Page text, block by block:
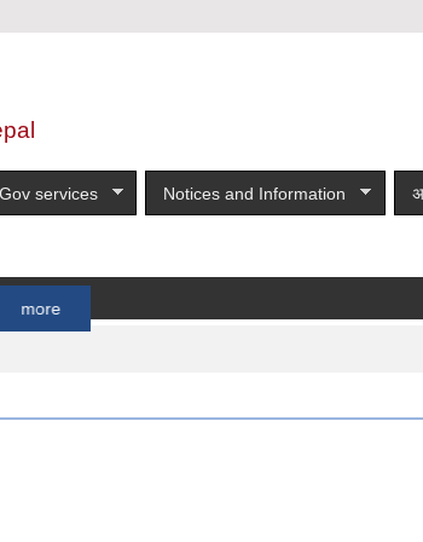
services Notices and Information